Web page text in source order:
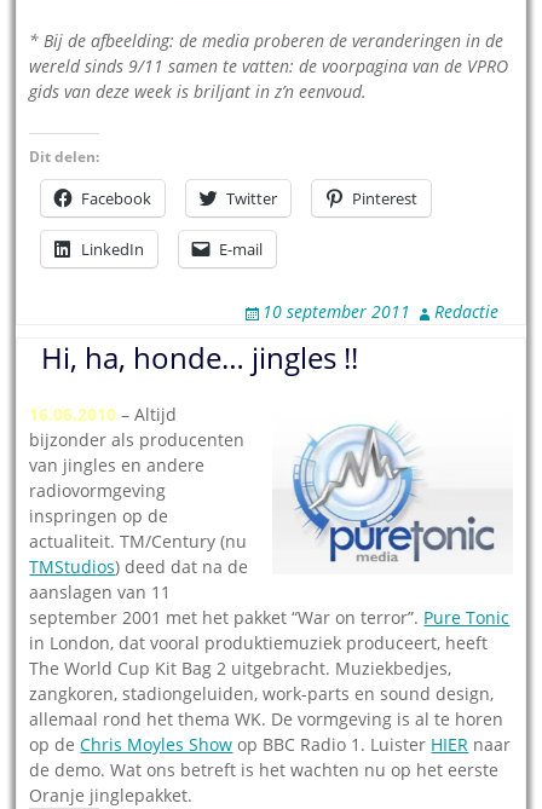
* Bij de afbeelding: de media proberen de veranderingen in de
wereld sinds 9/11 samen te vatten: de voorpagina van de VPRO
gids van deze week is briljant in z’n eenvoud.
Dit delen:
Facebook Twitter Pinterest
LinkedIn E-mail
10 september 2011 Redactie
Hi, ha, honde… jingles !!
16.06.2010 – Altijd
bijzonder als producenten
van jingles en andere
radiovormgeving
inspringen op de
actualiteit. TM/Century (nu
TMStudios) deed dat na de
aanslagen van 11
september 2001 met het pakket “War on terror”. Pure Tonic
in London, dat vooral produktiemuziek produceert, heeft
The World Cup Kit Bag 2 uitgebracht. Muziekbedjes,
zangkoren, stadiongeluiden, work-parts en sound design,
allemaal rond het thema WK. De vormgeving is al te horen
op deChris Moyles Show op BBC Radio 1. Luister HIER naar
de demo. Wat ons betreft is het wachten nu op het eerste
Oranje jinglepakket.